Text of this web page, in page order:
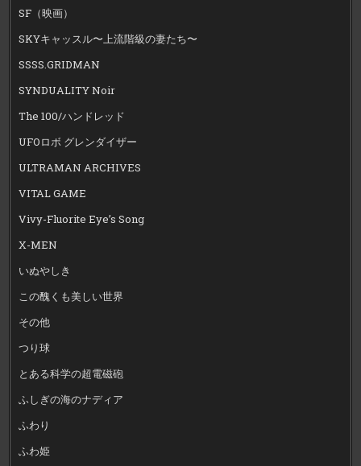
SF（映画）
SKYキャッスル〜上流階級の妻たち〜
SSSS.GRIDMAN
SYNDUALITY Noir
The 100/ハンドレッド
UFOロボ グレンダイザー
ULTRAMAN ARCHIVES
VITAL GAME
Vivy-Fluorite Eye’s Song
X-MEN
いぬやしき
この醜くも美しい世界
その他
つり球
とある科学の超電磁砲
ふしぎの海のナディア
ふわり
ふわ姫